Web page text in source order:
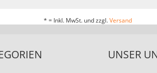
* = Inkl. MwSt. und zzgl.Versand
UNSER